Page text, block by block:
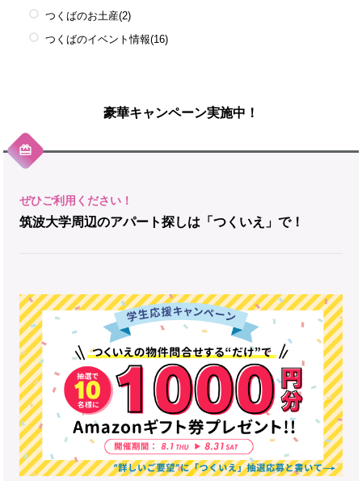
つくばのお土産(2)
つくばのイベント情報(16)
豪華キャンペーン実施中！
筑波大学周辺のアパート探しは「つくいえ」で！